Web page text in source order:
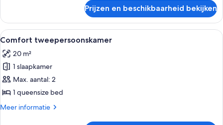
Twin
kamer
Prijzen en beschikbaarheid bekijken
Alle
foto's
voor
Comfort
tweepersoonskamer
laden
Een hotelkamer met een groot bed,
6
Comfort tweepersoonskamer
20 m²
1 slaapkamer
Max. aantal: 2
1 queensize bed
Meer informatie
Meer